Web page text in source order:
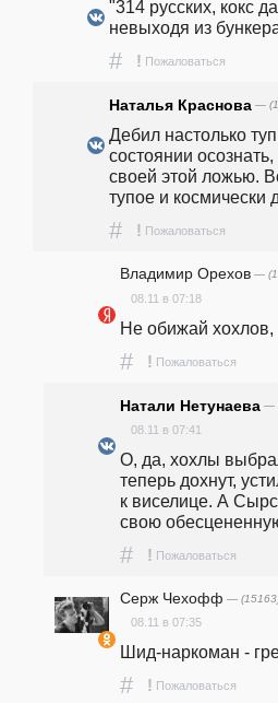
"314 русских, кокс
невыходя из
# ! Пожаловаться
Наталья Краснова —
Дебил настолько
состоянии
своей этой ложью.
тупое и космически
# ! Пожаловаться
Владимир Орехов —
08.11 в 07:18
Не обижай хохлов,
# ! Пожаловаться
Натали Нетунаева —
08.11 в 07:41
О, да, хохлы
теперь дохнут,
к виселице. А
свою
# ! Пожаловаться
Серж Чехофф —
08.11 в 07:35
Шид-наркоман -
# ! Пожаловаться